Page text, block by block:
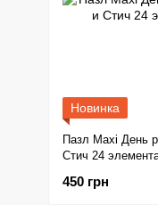
Новинка
Пазл Махі День
Стич 24
450 грн